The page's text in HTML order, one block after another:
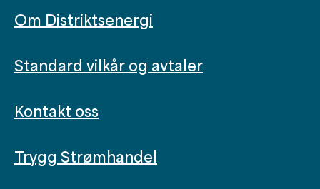
Om Distriktsenergi
Standard vilkår og avtaler
Kontakt oss
Trygg Strømhandel